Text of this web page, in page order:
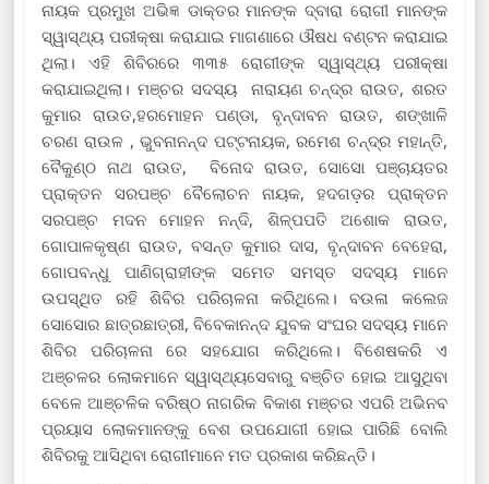
ନାୟକ ପ୍ରମୁଖ ଅଭିଜ୍ଞ ଡାକ୍ତର ମାନଙ୍କ ଦ୍ବାରା ରୋଗୀ ମାନଙ୍କ
ସ୍ୱାସ୍ଥ୍ୟ ପରୀକ୍ଷା କରାଯାଇ ମାଗଣାରେ ଔଷଧ ବଣ୍ଟନ କରାଯାଇ
ଥିଲା। ଏହି ଶିବିରରେ ୩୩୫ ରୋଗୀଙ୍କ ସ୍ୱାସ୍ଥ୍ୟ ପରୀକ୍ଷା
କରାଯାଇଥିଲା। ମଞ୍ଚର ସଦସ୍ୟ ନାରାୟଣ ଚନ୍ଦ୍ର ରାଉତ, ଶରତ
କୁମାର ରାଉତ,ହରମୋହନ ପଣ୍ଡା, ବୃନ୍ଦାବନ ରାଉତ, ଶଙ୍ଖାଳି
ଚରଣ ରାଉଳ , ଭୁବନାନନ୍ଦ ପଟ୍ଟନାୟକ, ରମେଶ ଚନ୍ଦ୍ର ମହାନ୍ତି,
ବୈକୁଣ୍ଠ ନାଥ ରାଉତ, ବିନୋଦ ରାଉତ, ସୋସୋ ପଞ୍ଚାୟତର
ପ୍ରାକ୍ତନ ସରପଞ୍ଚ ବୈଲୋଚନ ନାୟକ, ହଦଗଡ଼ର ପ୍ରାକ୍ତନ
ସରପଞ୍ଚ ମଦନ ମୋହନ ନନ୍ଦି, ଶିଳ୍ପପତି ଅଶୋକ ରାଉତ,
ଗୋପାଳକୃଷ୍ଣ ରାଉତ, ବସନ୍ତ କୁମାର ଦାସ, ବୃନ୍ଦାବନ ବେହେରା,
ଗୋପବନ୍ଧୁ ପାଣିଗ୍ରାହୀଙ୍କ ସମେତ ସମସ୍ତ ସଦସ୍ୟ ମାନେ
ଉପସ୍ଥିତ ରହି ଶିବିର ପରିଚାଳନା କରିଥିଲେ। ବଉଳା କଲେଜ
ସୋସୋର ଛାତ୍ରଛାତ୍ରୀ, ବିବେକାନନ୍ଦ ଯୁବକ ସଂଘର ସଦସ୍ୟ ମାନେ
ଶିବିର ପରିଚାଳନା ରେ ସହଯୋଗ କରିଥିଲେ। ବିଶେଷକରି ଏ
ଅଞ୍ଚଳର ଲୋକମାନେ ସ୍ୱାସ୍ଥ୍ୟସେବାରୁ ବଞ୍ଚିତ ହୋଇ ଆସୁଥିବା
ବେଳେ ଆଞ୍ଚଳିକ ବରିଷ୍ଠ ନାଗରିକ ବିକାଶ ମଞ୍ଚର ଏପରି ଅଭିନବ
ପ୍ରୟାସ ଲୋକମାନଙ୍କୁ ବେଶ ଉପଯୋଗୀ ହୋଇ ପାରିଛି ବୋଲି
ଶିବିରକୁ ଆସିଥିବା ରୋଗୀମାନେ ମତ ପ୍ରକାଶ କରିଛନ୍ତି।